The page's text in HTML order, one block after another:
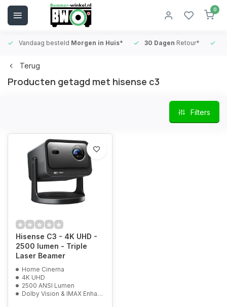
0
Vandaag besteld Morgen in Huis* 30 Dagen Retour*
Terug
Producten getagd met hisense c3
Filters
Hisense C3 - 4K UHD -
2500 lumen - Triple
Laser Beamer
Home Cinema
4K UHD
2500 ANSI Lumen
Dolby Vision & IMAX Enhanced